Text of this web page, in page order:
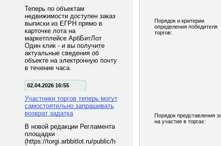
Теперь по объектам
недвижимости доступен заказ
выписки из ЕГРН прямо в
карточке лота на
маркетплейсе АрбБитЛот
Один клик - и вы получите
актуальные сведения об
объекте на электронную почту
в течение часа.
02.04.2026 16:55
Участники торгов теперь могут
самостоятельно запрашивать
возврат задатка
В новой редакции Регламента
площадки
(https://torgi.arbbitlot.ru/public/h
Порядок и критерии
определения победителя
торгов:
Порядок представления
на участие в торгах: